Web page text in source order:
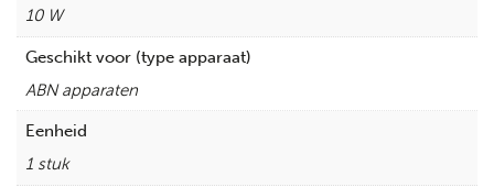
10 W
Geschikt voor (type apparaat)
ABN apparaten
Eenheid
1 stuk